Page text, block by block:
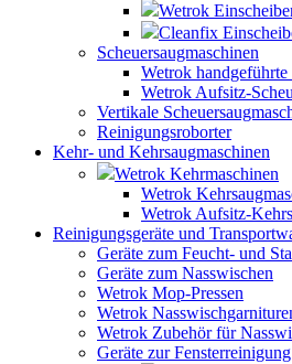
Wetrok
Cleanfix
Scheuersaugmaschinen
Wetrok handgeführte
Wetrok Aufsitz-
Vertikale
Reinigungsroborter
Kehr- und Kehrsaugmaschinen
Wetrok Kehrmaschinen
Wetrok
Wetrok Aufsitz-
Reinigungsgeräte und
Geräte zum Feucht- und
Geräte zum Nasswischen
Wetrok Mop-Pressen
Wetrok
Wetrok Zubehör für
Geräte zur Fensterreinigung